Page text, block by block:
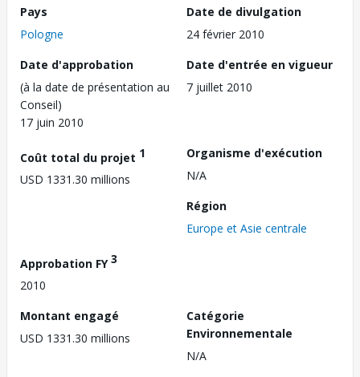
Pays
Pologne
Date de divulgation
24 février 2010
Date d'approbation
(à la date de présentation au
Conseil)
17 juin 2010
Date d'entrée en vigueur
7 juillet 2010
Coût total du projet 1
USD 1331.30 millions
Organisme d'exécution
N/A
Région
Europe et Asie centrale
Approbation FY3
2010
Montant engagé
USD 1331.30 millions
Catégorie
Environnementale
N/A